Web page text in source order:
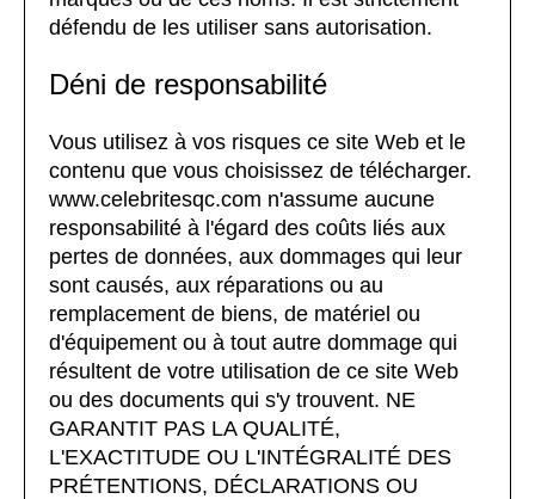
défendu de les utiliser sans autorisation.
Déni de responsabilité
Vous utilisez à vos risques ce site Web et le
contenu que vous choisissez de télécharger.
www.celebritesqc.com n'assume aucune
responsabilité à l'égard des coûts liés aux
pertes de données, aux dommages qui leur
sont causés, aux réparations ou au
remplacement de biens, de matériel ou
d'équipement ou à tout autre dommage qui
résultent de votre utilisation de ce site Web
ou des documents qui s'y trouvent. NE
GARANTIT PAS LA QUALITÉ,
L'EXACTITUDE OU L'INTÉGRALITÉ DES
PRÉTENTIONS, DÉCLARATIONS OU